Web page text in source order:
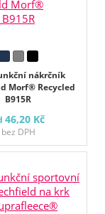
nákrčník
Morf® Recycled
B915R
46,20 Kč
bez DPH